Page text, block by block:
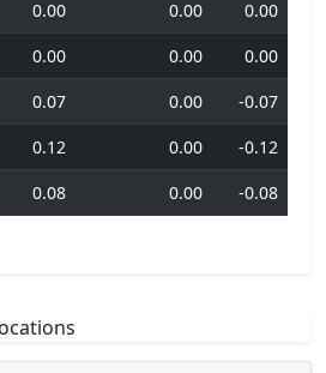
0.00 0.00
0.00
0.00 0.00
0.00
0.07 0.00
-0.07
0.12 0.00
-0.12
0.08 0.00 -0.08